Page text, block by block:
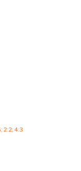
2:2; 4:3